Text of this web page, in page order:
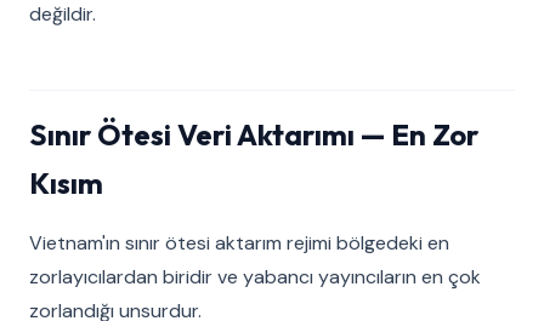
değildir.
Sınır Ötesi Veri Aktarımı — En Zor
Kısım
Vietnam'ın sınır ötesi aktarım rejimi bölgedeki en
zorlayıcılardan biridir ve yabancı yayıncıların en çok
zorlandığı unsurdur.